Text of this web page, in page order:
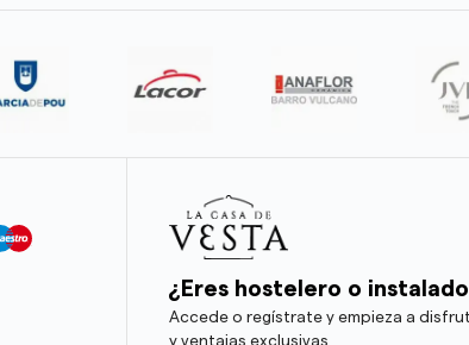
¿Eres hostelero o
Accede o regístrate y empieza a
y ventajas exclusivas